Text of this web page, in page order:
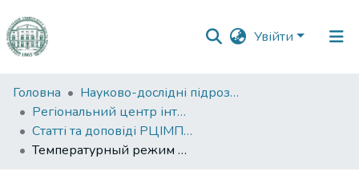
Увійти
Фонди
та
зібрання
Пошук за критеріями
Головна
Науково-дослідні підрозділи
Регіональний центр інтегрованого моніторингу природного середовища та екологічних досліджень
Статті та доповіді РЦІМПСЕД
Температурный режим водоносного горизонта в понтических известняках по данным мониторинга в катакомбах Одессы